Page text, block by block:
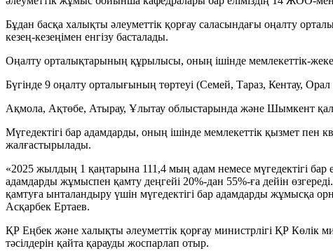
Бұдан басқа халықты әлеуметтік қорғау саласындағы оңалту
кезең-кезеңімен енгізу басталады.
Оңалту орталықтарының құрылысы, оның ішінде мемлекеттік-
Бүгінде 9 оңалту орталығының төртеуі (Семей, Тараз, Кентау, Орал
Ақмола, Ақтөбе, Атырау, Ұлытау облыстарында және Шымкент
Мүгедектігі бар адамдарды, оның ішінде мемлекеттік қызмет
жалғастырылады.
«2025 жылдың 1 қаңтарына 111,4 мың адам немесе мүгедектігі
адамдарды жұмыспен қамту деңгейі 20%-дан 55%-ға дейін
қамтуға ынталандыру үшін мүгедектігі бар адамдарды жұмысқа
Асқарбек Ертаев.
ҚР Еңбек және халықты әлеуметтік қорғау министрлігі ҚР Көлік
тәсілдерін қайта қарауды жоспарлап отыр.